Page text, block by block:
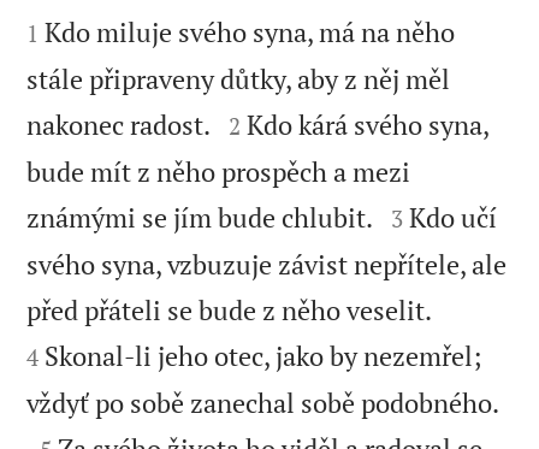


1 Kdo miluje svého syna, má na něho
stále připraveny důtky, aby z něj měl
nakonec radost. 

2 Kdo kárá svého syna,
bude mít z něho prospěch a mezi
známými se jím bude chlubit. 

3 Kdo učí
svého syna, vzbuzuje závist nepřítele, ale
před přáteli se bude z něho veselit.
4 Skonal-li jeho otec, jako by nezemřel;
vždyť po sobě zanechal sobě podobného.